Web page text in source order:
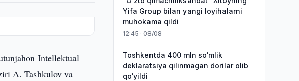
Intellektual
A. Tashkulov va
Yifa Group bilan yangi loyihalarni
muhokama qildi
12:45 · 08/08
Toshkentda 400 mln so‘mlik
deklaratsiya qilinmagan dorilar olib
qo‘yildi